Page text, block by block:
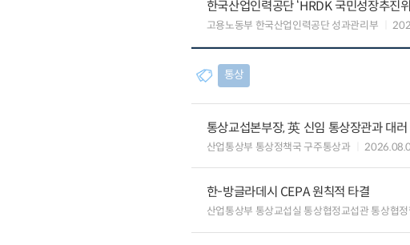
한국산업인력공단 ‘HRDK 국민성장추진
고용노동부 한국산업인력공단 성과관리부
통상
통상교섭본부장, 英 신임 통상장관과 대
산업통상부 통상정책국 구주통상과
한-방글라데시 CEPA 원칙적 타결
산업통상부 통상교섭실 통상협정교섭관 통상협